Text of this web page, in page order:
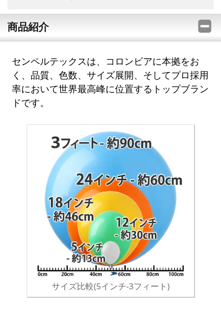
商品紹介
センペルテックスは、コロンビアに本拠をお
く、品質、色数、サイズ展開、そしてプロ採用
率において世界最高峰に位置するトップブラン
ドです。
サイズ比較(5インチ-3フィート)